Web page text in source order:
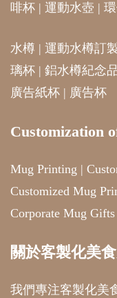
啡杯 | 運動水壺 |
水樽 | 運動水樽訂
璃杯 | 鋁水樽紀念
廣告紙杯 | 廣告杯
Customization
Mug Printing |
Customized Mug
Corporate Mug Gifts
關於客製化美
我們專注客製化美